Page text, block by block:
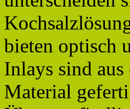
bieten optisch
Inlays sind
Material